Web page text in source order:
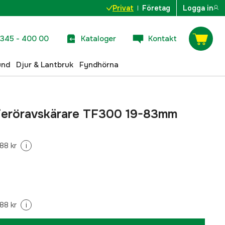
Privat Företag Logga in
- 400 00 Kataloger Kontakt
Djur & Lantbruk Fyndhörna
TF300 19-83mm
kr i
kr i